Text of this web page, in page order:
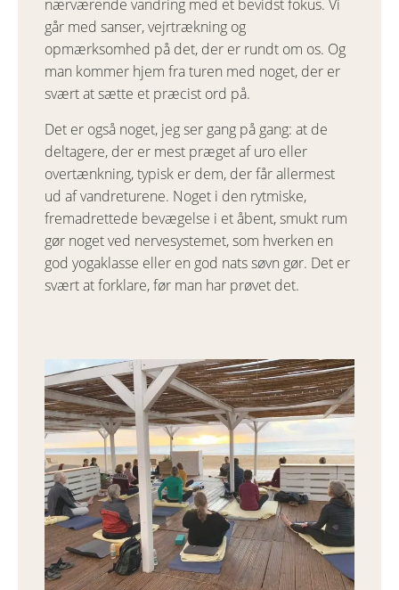
nærværende vandring med et bevidst fokus. Vi
går med sanser, vejrtrækning og
opmærksomhed på det, der er rundt om os. Og
man kommer hjem fra turen med noget, der er
svært at sætte et præcist ord på.
Det er også noget, jeg ser gang på gang: at de
deltagere, der er mest præget af uro eller
overtænkning, typisk er dem, der får allermest
ud af vandreturene. Noget i den rytmiske,
fremadrettede bevægelse i et åbent, smukt rum
gør noget ved nervesystemet, som hverken en
god yogaklasse eller en god nats søvn gør. Det er
svært at forklare, før man har prøvet det.